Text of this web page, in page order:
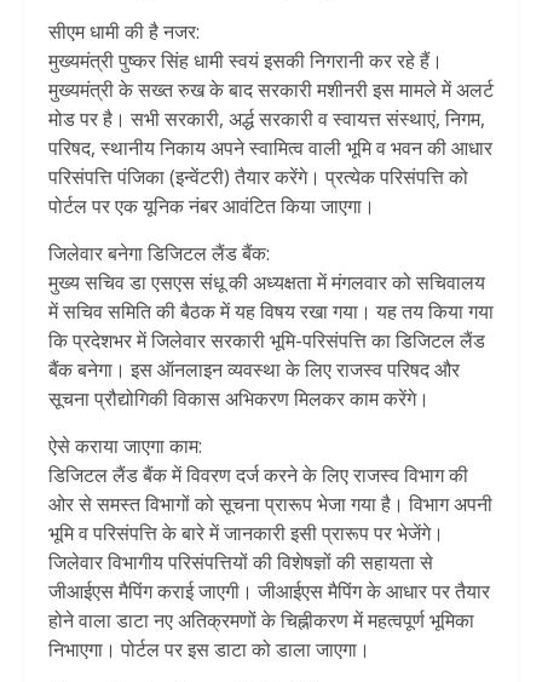
सीएम धामी की है नजर:
मुख्यमंत्री पुष्कर सिंह धामी स्वयं इसकी निगरानी कर रहे हैं।
मुख्यमंत्री के सख्त रुख के बाद सरकारी मशीनरी इस मामले में अलर्ट
मोड पर है। सभी सरकारी, अर्द्ध सरकारी व स्वायत्त संस्थाएं, निगम,
परिषद, स्थानीय निकाय अपने स्वामित्व वाली भूमि व भवन की आधार
परिसंपत्ति पंजिका (इन्वेंटरी) तैयार करेंगे। प्रत्येक परिसंपत्ति को
पोर्टल पर एक यूनिक नंबर आवंटित किया जाएगा।
जिलेवार बनेगा डिजिटल लैंड बैंक:
मुख्य सचिव डा एसएस संधू की अध्यक्षता में मंगलवार को सचिवालय
में सचिव समिति की बैठक में यह विषय रखा गया। यह तय किया गया
कि प्रदेशभर में जिलेवार सरकारी भूमि-परिसंपत्ति का डिजिटल लैंड
बैंक बनेगा। इस ऑनलाइन व्यवस्था के लिए राजस्व परिषद और
सूचना प्रौद्योगिकी विकास अभिकरण मिलकर काम करेंगे।
ऐसे कराया जाएगा काम:
डिजिटल लैंड बैंक में विवरण दर्ज करने के लिए राजस्व विभाग की
ओर से समस्त विभागों को सूचना प्रारूप भेजा गया है। विभाग अपनी
भूमि व परिसंपत्ति के बारे में जानकारी इसी प्रारूप पर भेजेंगे।
जिलेवार विभागीय परिसंपत्तियों की विशेषज्ञों की सहायता से
जीआईएस मैपिंग कराई जाएगी। जीआईएस मैपिंग के आधार पर तैयार
होने वाला डाटा नए अतिक्रमणों के चिह्नीकरण में महत्वपूर्ण भूमिका
निभाएगा। पोर्टल पर इस डाटा को डाला जाएगा।